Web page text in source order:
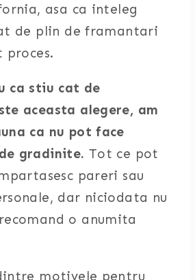
asa ca inteleg
de plin de framantari
proces.
ca stiu cat de
aceasta alegere, am
ca nu pot face
gradinite. Tot ce pot
pareri sau
dar niciodata nu
o anumita
motivele pentru